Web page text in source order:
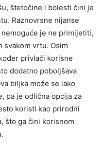
štetočine i bolesti čini je
Raznovrsne nijanse
je ne primijetiti,
svakom vrtu. Osim
privlači korisne
dodatno poboljšava
biljka može se lako
pa je odlična opcija za
koristi kao prirodni
što ga čini korisnom